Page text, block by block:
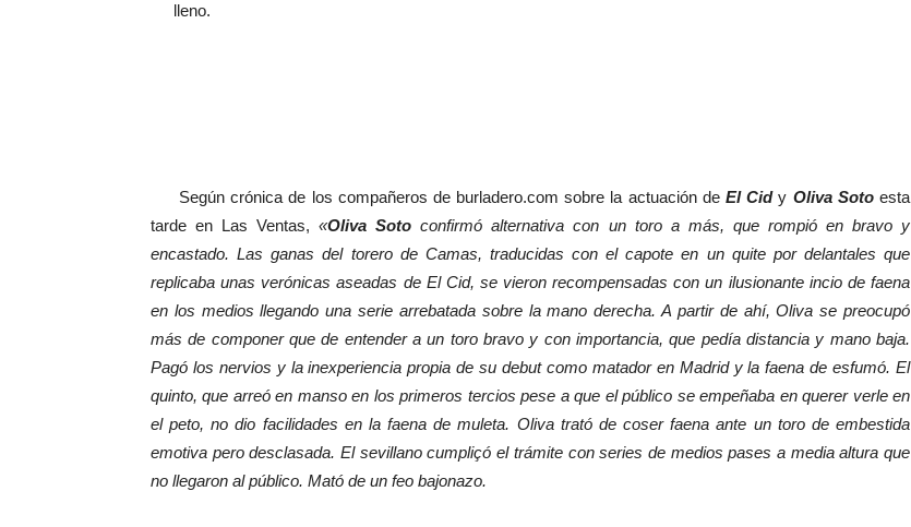
lleno.
Según crónica de los compañeros de burladero.com sobre la actuación deEl Cidy Oliva Sotoesta
tarde en Las Ventas,«Oliva Soto confirmó alternativa con un toro a más, que rompió en bravo y
encastado. Las ganas del torero de Camas, traducidas con el capote en un quite por delantales que
replicaba unas verónicas aseadas de El Cid, se vieron recompensadas con un ilusionante incio de faena
en los medios llegando una serie arrebatada sobre la mano derecha. A partir de ahí, Oliva se preocupó
más de componer que de entender a un toro bravo y con importancia, que pedía distancia y mano baja.
Pagó los nervios y la inexperiencia propia de su debut como matador en Madrid y la faena de esfumó. El
quinto, que arreó en manso en los primeros tercios pese a que el público se empeñaba en querer verle en
el peto, no dio facilidades en la faena de muleta. Oliva trató de coser faena ante un toro de embestida
emotiva pero desclasada. El sevillano cumpliçó el trámite con series de medios pases a media altura que
no llegaron al público. Mató de un feo bajonazo.